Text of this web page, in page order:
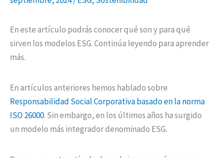
En este artículo podrás conocer qué son y para qué
sirven los modelos ESG. Continúa leyendo para aprender
más.
En artículos anteriores hemos hablado sobre
Responsabilidad Social Corporativa basado en la norma
ISO 26000. Sin embargo, en los últimos años ha surgido
un modelo más integrador denominado ESG.